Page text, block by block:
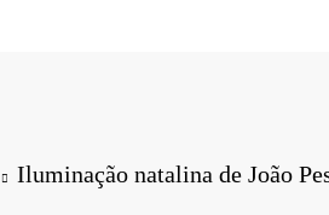
Iluminação natalina de João